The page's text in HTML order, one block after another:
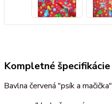
Kompletné špecifikácie
Bavlna červená "psík a mačička"